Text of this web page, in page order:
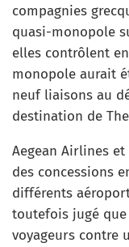
compagnies
quasi-monopole
elles contrôlent
monopole aurait
neuf liaisons au
destination de
Aegean Airlines
des concessions
différents
toutefois jugé
voyageurs contre